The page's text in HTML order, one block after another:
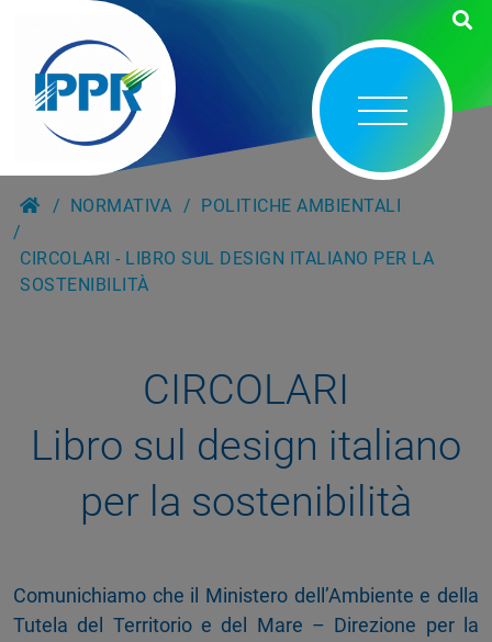
NORMATIVA POLITICHE AMBIENTALI
CIRCOLARI - LIBRO SUL DESIGN ITALIANO PER LA
SOSTENIBILITÀ
CIRCOLARI
Libro sul design italiano
per la sostenibilità
Comunichiamo che il Ministero dell’Ambiente e della
Tutela del Territorio e del Mare – Direzione per la